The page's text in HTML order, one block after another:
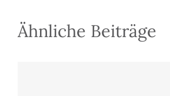
Ähnliche Beiträge